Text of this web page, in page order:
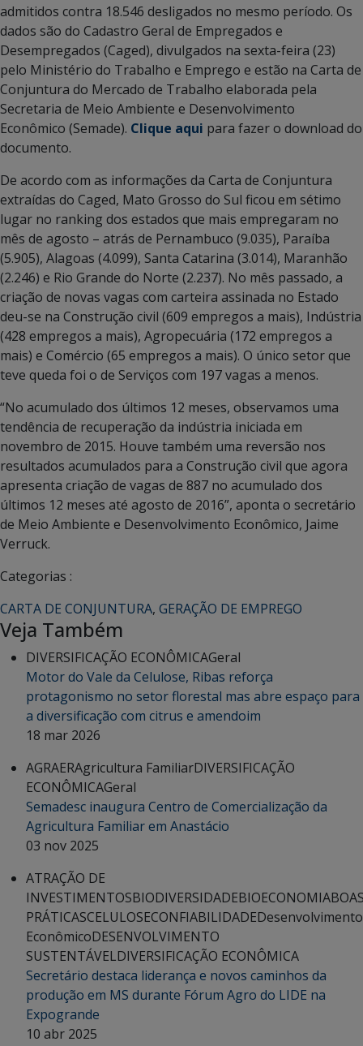
admitidos contra 18.546 desligados no mesmo período. Os
dados são do Cadastro Geral de Empregados e
Desempregados (Caged), divulgados na sexta-feira (23)
pelo Ministério do Trabalho e Emprego e estão na Carta de
Conjuntura do Mercado de Trabalho elaborada pela
Secretaria de Meio Ambiente e Desenvolvimento
Econômico (Semade). Clique aqui para fazer o download do
documento.
De acordo com as informações da Carta de Conjuntura
extraídas do Caged, Mato Grosso do Sul ficou em sétimo
lugar no ranking dos estados que mais empregaram no
mês de agosto – atrás de Pernambuco (9.035), Paraíba
(5.905), Alagoas (4.099), Santa Catarina (3.014), Maranhão
(2.246) e Rio Grande do Norte (2.237). No mês passado, a
criação de novas vagas com carteira assinada no Estado
deu-se na Construção civil (609 empregos a mais), Indústria
(428 empregos a mais), Agropecuária (172 empregos a
mais) e Comércio (65 empregos a mais). O único setor que
teve queda foi o de Serviços com 197 vagas a menos.
“No acumulado dos últimos 12 meses, observamos uma
tendência de recuperação da indústria iniciada em
novembro de 2015. Houve também uma reversão nos
resultados acumulados para a Construção civil que agora
apresenta criação de vagas de 887 no acumulado dos
últimos 12 meses até agosto de 2016”, aponta o secretário
de Meio Ambiente e Desenvolvimento Econômico, Jaime
Verruck.
Categorias :
CARTA DE CONJUNTURA, GERAÇÃO DE EMPREGO
Veja Também
DIVERSIFICAÇÃO ECONÔMICAGeral
Motor do Vale da Celulose, Ribas reforça
protagonismo no setor florestal mas abre espaço para
a diversificação com citrus e amendoim
18 mar 2026
AGRAERAgricultura FamiliarDIVERSIFICAÇÃO
ECONÔMICAGeral
Semadesc inaugura Centro de Comercialização da
Agricultura Familiar em Anastácio
03 nov 2025
ATRAÇÃO DE
INVESTIMENTOSBIODIVERSIDADEBIOECONOMIA
PRÁTICASCELULOSECONFIABILIDADEDesenvolvimento
EconômicoDESENVOLVIMENTO
SUSTENTÁVELDIVERSIFICAÇÃO ECONÔMICA
Secretário destaca liderança e novos caminhos da
produção em MS durante Fórum Agro do LIDE na
Expogrande
10 abr 2025